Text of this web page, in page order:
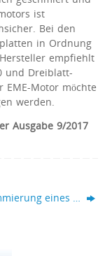
ist
Bei den
in Ordnung
empfiehlt
und Dreiblatt-
EME-Motor möchte
werden.
Ausgabe 9/2017
eines …